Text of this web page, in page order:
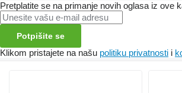
Pretplatite se na primanje novih oglasa iz ove
Potpišite se
Klikom pristajete na našu politiku privatnosti i